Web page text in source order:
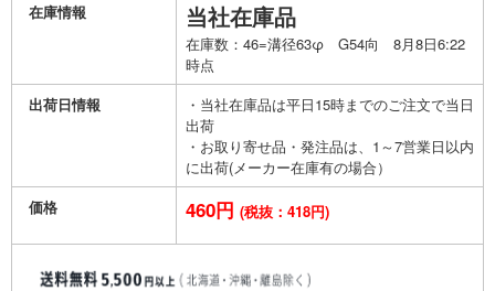
在庫情報
当社在庫品
在庫数：46=溝径63φ G54向 8月8日6:22
時点
出荷日情報
・当社在庫品は平日15時までのご注文で当日
出荷
・お取り寄せ品・発注品は、1～7営業日以内
に出荷(メーカー在庫有の場合）
価格
460円 (税抜：418円)